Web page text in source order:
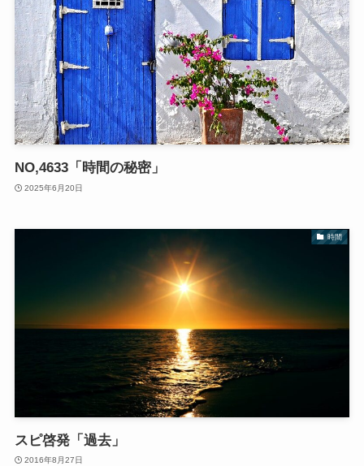
NO,4633「時間の秘密」
2025年6月20日
時間
スピ啓発「過去」
2016年8月27日